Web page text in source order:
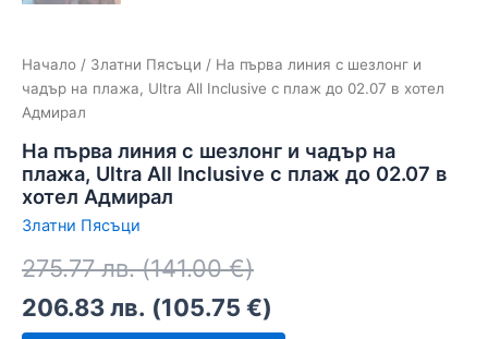
Начало / Златни Пясъци / На първа линия с шезлонг и
чадър на плажа, Ultra All Inclusive с плаж до 02.07 в хотел
Адмирал
На първа линия с шезлонг и чадър на
плажа, Ultra All Inclusive с плаж до 02.07 в
хотел Адмирал
Златни Пясъци
275.77лв. (141.00€)
206.83лв. (105.75 €)